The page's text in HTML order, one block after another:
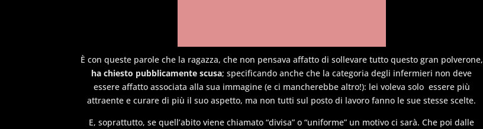
È con queste parole che la ragazza, che non pensava affatto di sollevare tutto questo gran polverone,
ha chiesto pubblicamente scusa; specificando anche che la categoria degli infermieri non deve
essere affatto associata alla sua immagine (e ci mancherebbe altro!): lei voleva solo essere più
attraente e curare di più il suo aspetto, ma non tutti sul posto di lavoro fanno le sue stesse scelte.
E, soprattutto, se quell’abito viene chiamato “divisa” o “uniforme” un motivo ci sarà. Che poi dalle